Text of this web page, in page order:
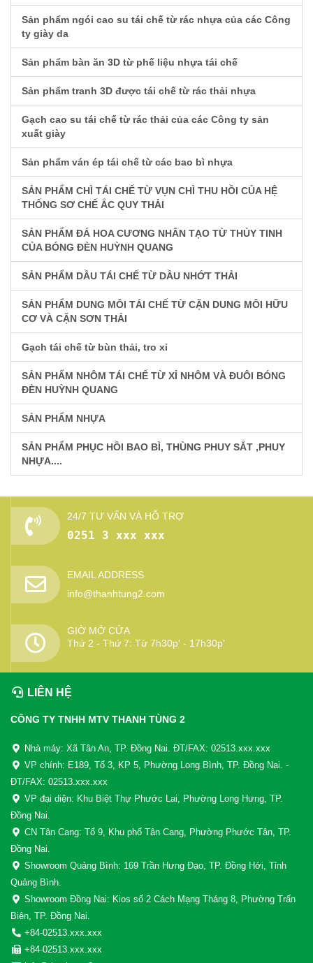
Sản phẩm ngói cao su tái chế từ rác nhựa của các Công
ty giày da
Sản phẩm bàn ăn 3D từ phế liệu nhựa tái chế
Sản phẩm tranh 3D được tái chế từ rác thải nhựa
Gạch cao su tái chế từ rác thải của các Công ty sản
xuất giày
Sản phẩm ván ép tái chế từ các bao bì nhựa
SẢN PHẨM CHÌ TÁI CHẾ TỪ VỤN CHÌ THU HỒI CỦA HỆ
THỐNG SƠ CHẾ ẮC QUY THẢI
SẢN PHẨM ĐÁ HOA CƯƠNG NHÂN TẠO TỪ THỦY TINH
CỦA BÓNG ĐÈN HUỲNH QUANG
SẢN PHẨM DẦU TÁI CHẾ TỪ DẦU NHỚT THẢI
SẢN PHẨM DUNG MÔI TÁI CHẾ TỪ CẶN DUNG MÔI HỮU
CƠ VÀ CẶN SƠN THẢI
Gạch tái chế từ bùn thải, tro xỉ
SẢN PHẨM NHÔM TÁI CHẾ TỪ XỈ NHÔM VÀ ĐUÔI BÓNG
ĐÈN HUỲNH QUANG
SẢN PHẨM NHỰA
SẢN PHẨM PHỤC HỒI BAO BÌ, THÙNG PHUY SẮT ,PHUY
NHỰA....
24/7 TƯ VẤN VÀ HỖ TRỢ
0251 3 xxx xxx
EMAIL ADDRESS
info@thanhtung2.com
GIỜ MỞ CỬA
Thứ 2 - Thứ 7: Từ 7h30p' - 17h30p'
LIÊN HỆ
CÔNG TY TNHH MTV THANH TÙNG 2
Nhà máy: Xã Tân An, TP. Đồng Nai. ĐT/FAX: 02513.xxx.xxx
VP chính: E189, Tổ 3, KP 5, Phường Long Bình, TP. Đồng Nai. -
ĐT/FAX: 02513.xxx.xxx
VP đại diện: Khu Biệt Thự Phước Lai, Phường Long Hưng, TP.
Đồng Nai.
CN Tân Cang: Tổ 9, Khu phố Tân Cang, Phường Phước Tân, TP.
Đồng Nai.
Showroom Quảng Bình: 169 Trần Hưng Đạo, TP. Đồng Hới, Tỉnh
Quảng Bình.
Showroom Đồng Nai: Kios số 2 Cách Mạng Tháng 8, Phường Trấn
Biên, TP. Đồng Nai.
+84-02513.xxx.xxx
+84-02513.xxx.xxx